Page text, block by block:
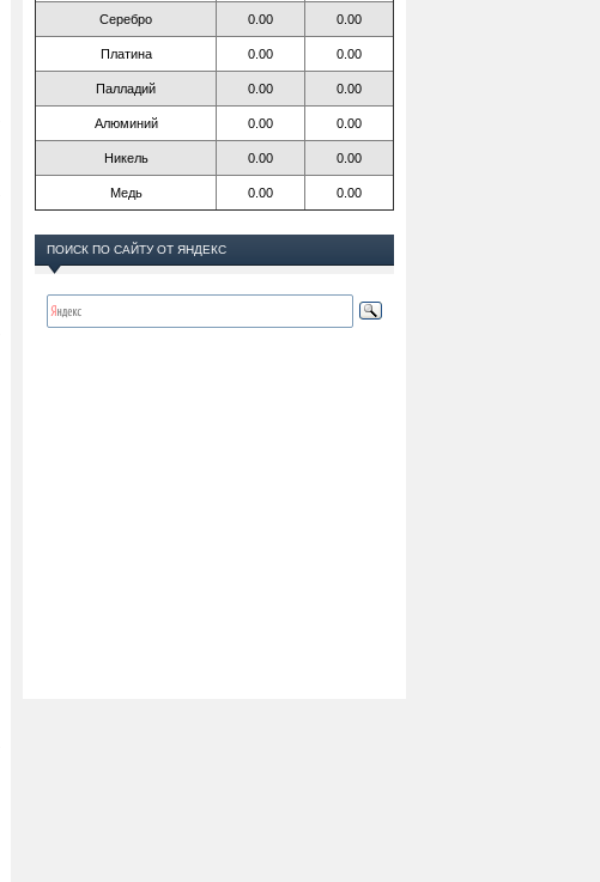
Серебро 0.00 0.00
Платина 0.00 0.00
Палладий 0.00 0.00
Алюминий 0.00 0.00
Никель 0.00 0.00
Медь 0.00 0.00
ПОИСК ПО САЙТУ ОТ ЯНДЕКС